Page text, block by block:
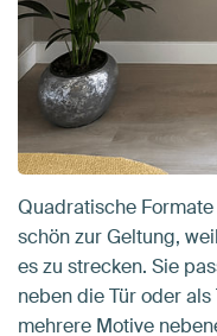
Quadratische
schön zur Geltung,
es zu strecken. Sie
neben die Tür oder
mehrere Motive